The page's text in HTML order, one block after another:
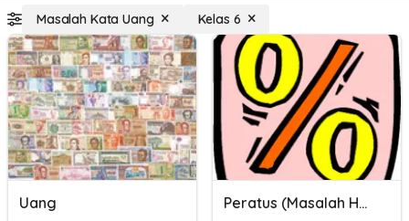
Masalah Kata Uang Kelas 6
Uang Peratus (masalah Harian)